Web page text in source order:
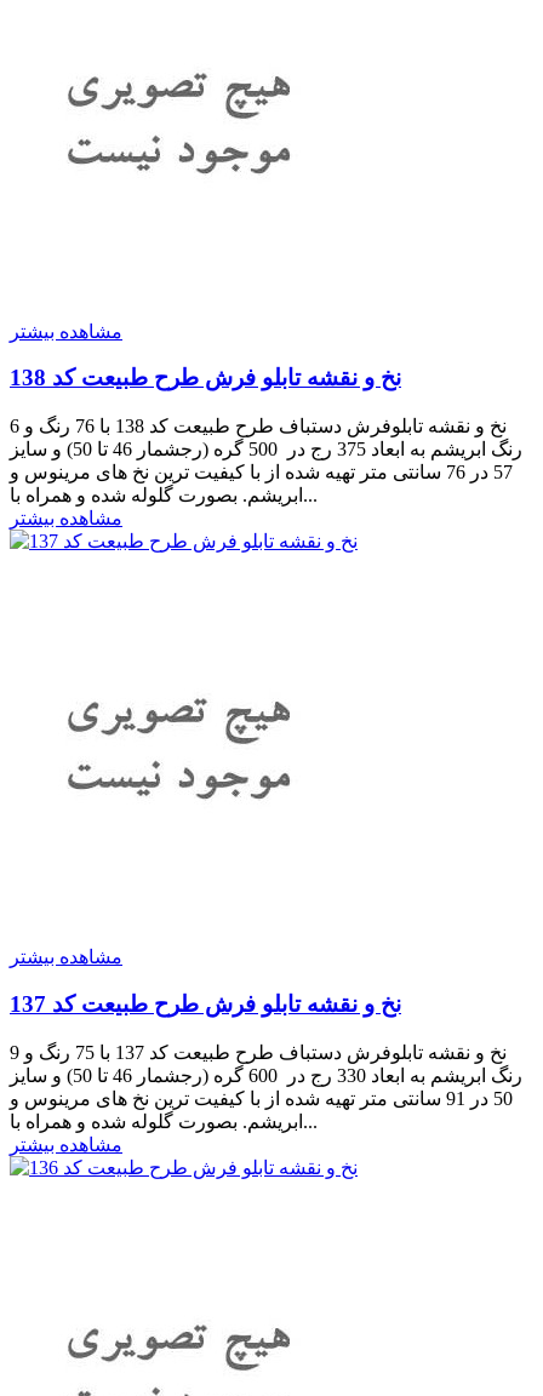
مشاهده بیشتر
نخ و نقشه تابلو فرش طرح طبیعت کد 138
نخ و نقشه تابلوفرش دستباف طرح طبیعت کد 138 با 76 رنگ و 6
رنگ ابریشم به ابعاد 375 رج در 500 گره (رجشمار 46 تا 50) و سایز
57 در 76 سانتی متر تهیه شده از با کیفیت ترین نخ های مرینوس و
ابریشم. بصورت گلوله شده و همراه با...
مشاهده بیشتر
مشاهده بیشتر
نخ و نقشه تابلو فرش طرح طبیعت کد 137
نخ و نقشه تابلوفرش دستباف طرح طبیعت کد 137 با 75 رنگ و 9
رنگ ابریشم به ابعاد 330 رج در 600 گره (رجشمار 46 تا 50) و سایز
50 در 91 سانتی متر تهیه شده از با کیفیت ترین نخ های مرینوس و
ابریشم. بصورت گلوله شده و همراه با...
مشاهده بیشتر